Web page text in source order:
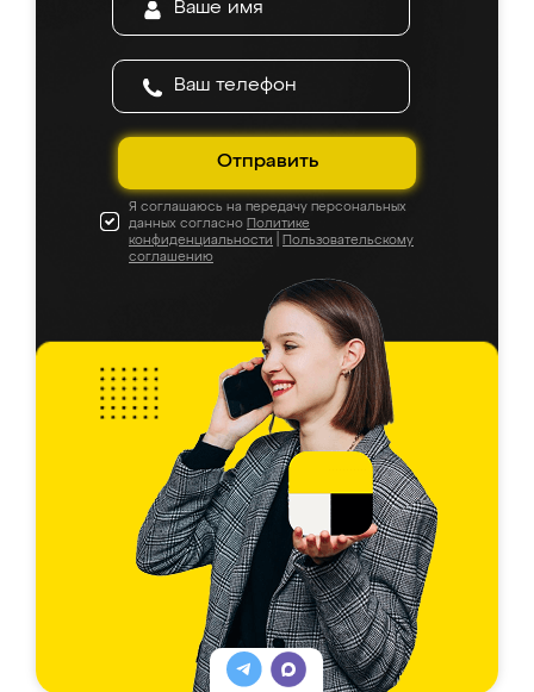
Отправить
Я соглашаюсь на передачу персональных
данных согласно Политике
конфиденциальности
Пользовательскому
соглашению